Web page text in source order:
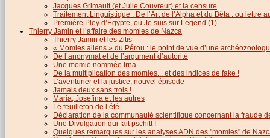
Jacques Grimault (et Julie Couvreur) et la censure
Traitement Linguistique : De l’Art de l’Alpha et du Bêta : ou lettre
Première Pley d’Égypte, ou Je suis sur Legend (1)
Thierry Jamin et l’affaire des momies de Nazca
Thierry Jamin et les Zitis
« Momies aliens » du Pérou : le point de vue d’une
De l’anonymat et de l’argument d’autorité
Une momie nommée Irna
De la multiplication des momies... et des indices de fake !
L’aventurier et la justice, nouvel épisode
Jamais deux sans trois !
Maria, Josefina et les autres
Le feuilleton de l’été
Déclaration de la communauté scientifique concernant la fraude
Une Divulgation qui fait pschitt !
Quelques remarques sur les analyses ADN des "momies" de